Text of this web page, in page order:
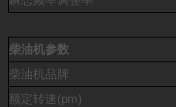
柴油机参数
柴油机品牌
额定转速(pm)